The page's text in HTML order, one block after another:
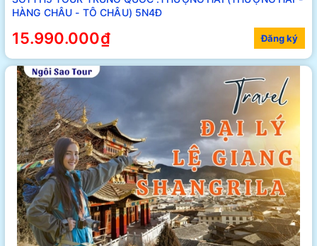
HÀNG CHÂU - TÔ CHÂU) 5N4Đ
15.990.000₫ Đăng ký